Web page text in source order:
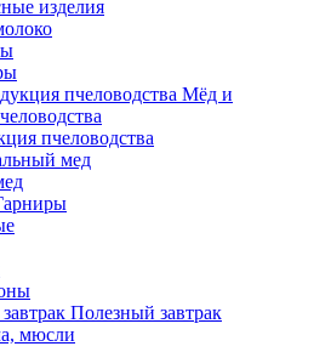
изделия
Мёд и
пчеловодства
мед
Полезный завтрак
мюсли